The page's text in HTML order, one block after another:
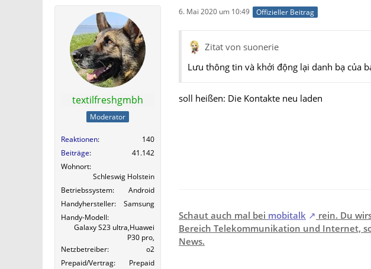
textilfreshgmbh
Moderator
Reaktionen
140
Beiträge
41.142
Wohnort
Schleswig Holstein
Betriebssystem
Android
Handyhersteller
Samsung
Handy-Modell
Galaxy S23 ultra,Huawei
P30 pro,
Netzbetreiber
o2
Prepaid/Vertrag
Prepaid
6. Mai 2020 um 10:49 Offizieller Beitrag
Zitat von suonerie
Lưu thông tin và khởi động lại danh bạ của
soll heißen: Die Kontakte neu laden
Schaut auch mal bei mobitalk
rein. Du
Bereich Telekommunikation und Internet,
News.